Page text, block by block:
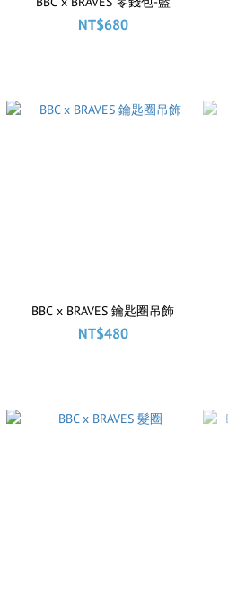
NT$680
BBC x BRAVES 鑰匙圈吊飾
NT$480